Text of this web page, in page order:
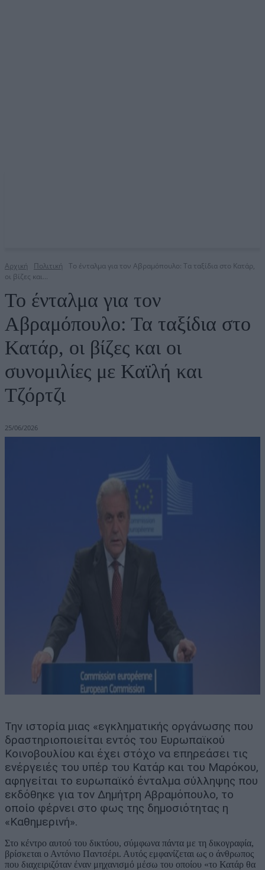
Αρχική Πολιτική
Το ένταλμα για τον Αβραμόπουλο: Τα ταξίδια στο Κατάρ,
οι βίζες και...
Το ένταλμα για τον
Αβραμόπουλο: Τα ταξίδια στο
Κατάρ, οι βίζες και οι
συνομιλίες με Καϊλή και
Τζόρτζι
25/06/2026
Την ιστορία μιας «εγκληματικής οργάνωσης που
δραστηριοποιείται εντός του Ευρωπαϊκού
Κοινοβουλίου και έχει στόχο να επηρεάσει τις
ενέργειές του υπέρ του Κατάρ και του Μαρόκου,
αφηγείται το ευρωπαϊκό ένταλμα σύλληψης που
εκδόθηκε για τον Δημήτρη Αβραμόπουλο, το
οποίο φέρνει στο φως της δημοσιότητας η
«Καθημερινή».
Στο κέντρο αυτού του δικτύου, σύμφωνα πάντα με τη δικογραφία,
βρίσκεται ο Αντόνιο Παντσέρι. Αυτός εμφανίζεται ως ο άνθρωπος
που διαχειριζόταν έναν μηχανισμό μέσω του οποίου «το Κατάρ θα